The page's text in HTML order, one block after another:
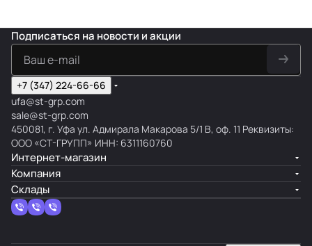
Подписаться на новости и акции
+7 (347) 224-66-66
ufa@st-grp.com
sale@st-grp.com
450081, г. Уфа ул. Адмирала Макарова 5/1 В, оф. 11 Реквизиты:
ООО «СТ-ГРУПП» ИНН: 6311160760
Интернет-магазин
Компания
Склады